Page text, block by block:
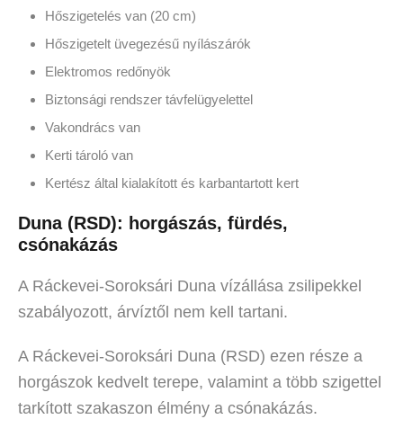
Hőszigetelés van (20 cm)
Hőszigetelt üvegezésű nyílászárók
Elektromos redőnyök
Biztonsági rendszer távfelügyelettel
Vakondrács van
Kerti tároló van
Kertész által kialakított és karbantartott kert
Duna (RSD): horgászás, fürdés,
csónakázás
A Ráckevei-Soroksári Duna vízállása zsilipekkel
szabályozott, árvíztől nem kell tartani.
A Ráckevei-Soroksári Duna (RSD) ezen része a
horgászok kedvelt terepe, valamint a több szigettel
tarkított szakaszon élmény a csónakázás.